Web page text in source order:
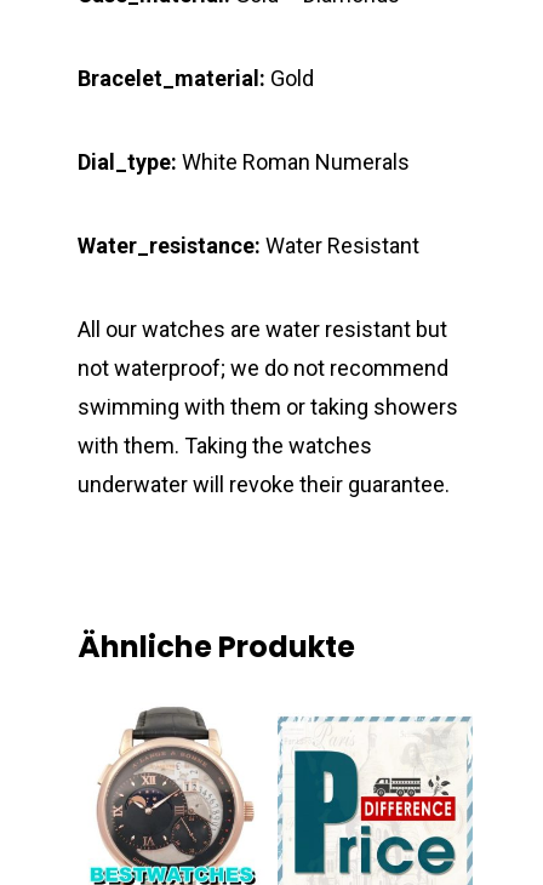
Bracelet_material: Gold
Dial_type: White Roman Numerals
Water_resistance: Water Resistant
All our watches are water resistant but
not waterproof; we do not recommend
swimming with them or taking showers
with them. Taking the watches
underwater will revoke their guarantee.
Ähnliche Produkte